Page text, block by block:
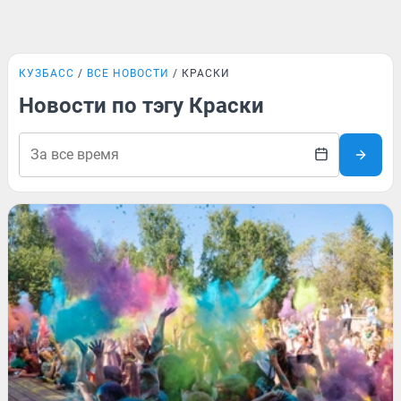
КУЗБАСС ВСЕ НОВОСТИ КРАСКИ
Новости по тэгу Краски